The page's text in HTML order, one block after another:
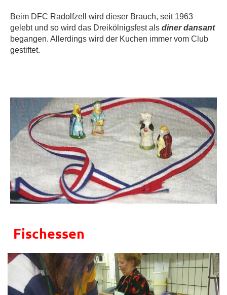
Beim DFC Radolfzell wird dieser Brauch, seit 1963
gelebt und so wird das Dreikölnigsfest als diner dansant
begangen. Allerdings wird der Kuchen immer vom Club
gestiftet.
Fischessen